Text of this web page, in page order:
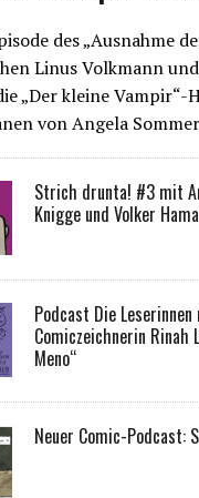
des „Ausnahme
Linus Volkmann
„Der kleine Vampir“-
von Angela
Strich drunta! #3 mit
Knigge und Volker
Podcast Die
Comiczeichnerin Rinah
Meno“
Neuer Comic-Podcast: